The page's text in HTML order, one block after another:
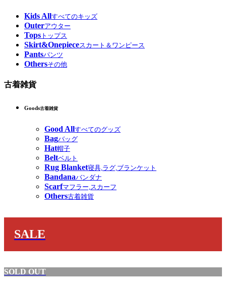
Kids Allすべてのキッズ
Outerアウター
Tops トップス
Skirt&Onepieceスカート＆ワンピース
Pantsパンツ
Othersその他
古着雑貨
Goods古着雑貨
Good Allすべてのグッズ
Bagバッグ
Hat帽子
Beltベルト
Rug Blanket寝具,ラグ,ブランケット
Bandanaバンダナ
Scarfマフラー,スカーフ
Others古着雑貨
SALE
SOLD OUT